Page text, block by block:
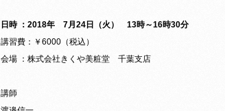
日時 ：2018年 7月24日（火） 13時～16時30分
講習費：￥6000（税込）
会場 ：株式会社きくや美粧堂 千葉支店
講師